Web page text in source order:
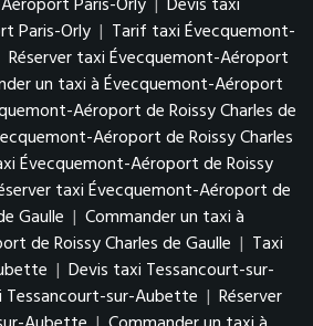
Paris-Orly | Tarif taxi Évecquemont-
Réserver taxi Évecquemont-Aéroport
un taxi à Évecquemont-Aéroport
Aéroport de Roissy Charles de
Aéroport de Roissy Charles
Évecquemont-Aéroport de Roissy
taxi Évecquemont-Aéroport de
Gaulle | Commander un taxi à
de Roissy Charles de Gaulle | Taxi
| Devis taxi Tessancourt-sur-
sur-Aubette | Réserver